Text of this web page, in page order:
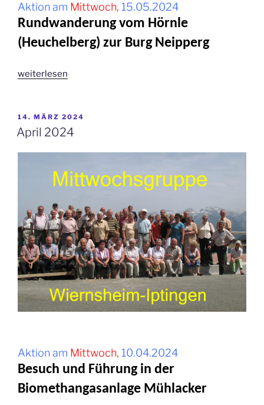
Aktion am Mittwoch, 15.05.2024
Rundwanderung vom Hörnle
(Heuchelberg) zur Burg Neipperg
„Mai
weiterlesen
VERÖFFENTLICHT
AM
14. MÄRZ 2024
April 2024
Aktion am Mittwoch, 10.04.2024
Besuch und Führung in der
Biomethangasanlage Mühlacker